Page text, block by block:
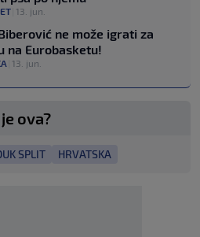
13. jun.
ne može igrati za
na Eurobasketu!
13. jun.
ova?
SPLIT HRVATSKA